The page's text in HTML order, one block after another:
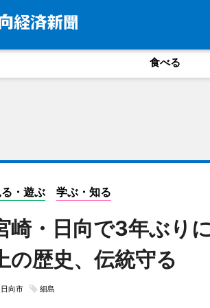
食べる
る・遊ぶ 学ぶ・知る
崎・日向で3年ぶり
の歴史、伝統守る
日向市 細島